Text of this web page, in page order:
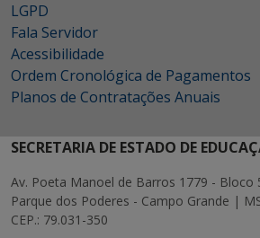
LGPD
Fala Servidor
Acessibilidade
Ordem Cronológica de Pagamentos
Planos de Contratações Anuais
SECRETARIA DE ESTADO DE
Av. Poeta Manoel de Barros 1779 - Bloco
Parque dos Poderes - Campo Grande |
CEP.: 79.031-350